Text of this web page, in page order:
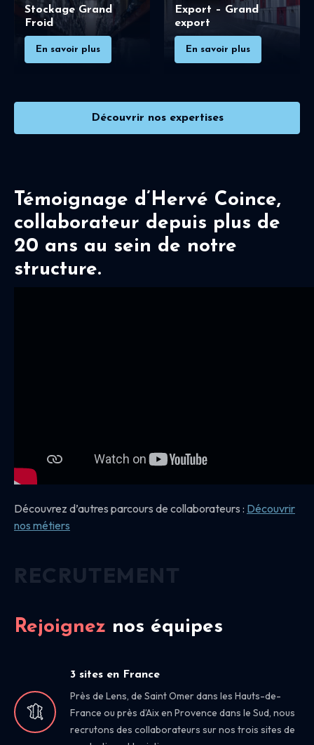
Stockage Grand
Froid
En savoir plus
Export – Grand
export
En savoir plus
Découvrir nos expertises
Témoignage d’Hervé Coince,
collaborateur depuis plus de
20 ans au sein de notre
structure.
Découvrez d’autres parcours de collaborateurs : Découvrir
nos métiers
Rejoignez nos équipes
3 sites en France
Près de Lens, de Saint Omer dans les Hauts-de-
France ou près d’Aix en Provence dans le Sud, nous
recrutons des collaborateurs sur nos trois sites de
RECRUTEMENT